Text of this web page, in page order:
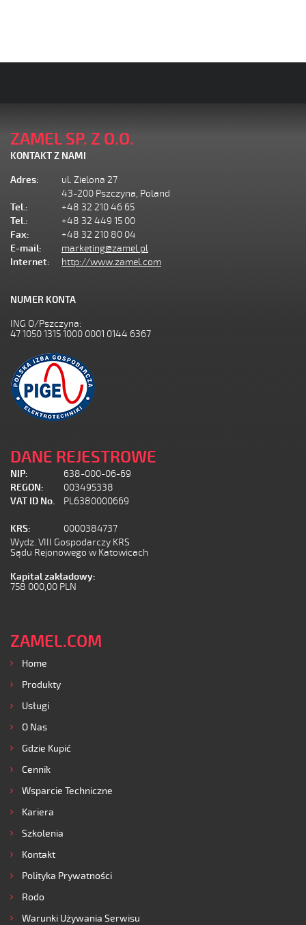
ZAMEL SP. Z O.O.
KONTAKT Z NAMI
Adres:
ul. Zielona 27
43-200 Pszczyna, Poland
Tel.:
+48 32 210 46 65
Tel.:
+48 32 449 15 00
Fax:
+48 32 210 80 04
E-mail:
marketing@zamel.pl
Internet:
http://www.zamel.com
NUMER KONTA
ING O/Pszczyna:
47 1050 1315 1000 0001 0144 6367
DANE REJESTROWE
NIP:
638-000-06-69
REGON:
003495338
VAT ID No.
PL6380000669
KRS:
0000384737
Wydz. VIII Gospodarczy KRS
Sądu Rejonowego w Katowicach
Kapital zakładowy:
758 000,00 PLN
ZAMEL.COM
Home
Produkty
Usługi
O Nas
Gdzie Kupić
Cennik
Wsparcie Techniczne
Kariera
Szkolenia
Kontakt
Polityka Prywatności
Rodo
Warunki Używania Serwisu